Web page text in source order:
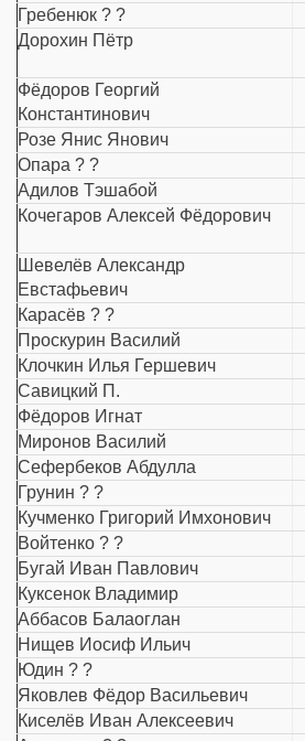
Гребенюк ? ?
Дорохин Пётр
Фёдоров Георгий
Константинович
Розе Янис Янович
Опара ? ?
Адилов Тэшабой
Кочегаров Алексей Фёдорович
Шевелёв Александр
Евстафьевич
Карасёв ? ?
Проскурин Василий
Клочкин Илья Гершевич
Савицкий П.
Фёдоров Игнат
Миронов Василий
Сефербеков Абдулла
Грунин ? ?
Кучменко Григорий Имхонович
Войтенко ? ?
Бугай Иван Павлович
Куксенок Владимир
Аббасов Балаоглан
Нищев Иосиф Ильич
Юдин ? ?
Яковлев Фёдор Васильевич
Киселёв Иван Алексеевич